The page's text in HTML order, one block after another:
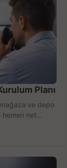
Planı
ve depo
hemen net